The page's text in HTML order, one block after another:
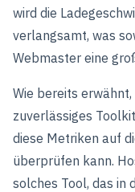
wird die
verlangsamt, was
Webmaster eine
Wie bereits
zuverlässiges
diese Metriken auf
überprüfen kann.
solches Tool, das in